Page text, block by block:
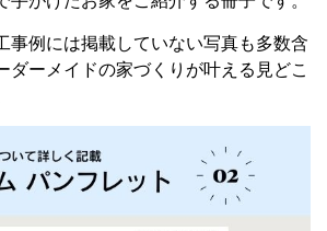
事例には掲載していない写真も多数含
ダーメイドの家づくりが叶える 見どこ